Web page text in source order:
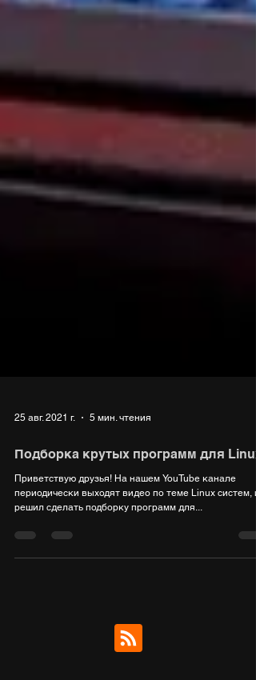
25 авг. 2021 г. 5 мин. чтения
Подборка крутых программ для Linux
Приветствую друзья! На нашем YouTube канале
решил сделать подборку программ для...